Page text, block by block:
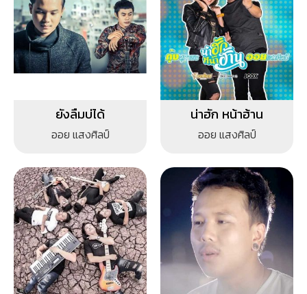
ยังลืมบ่ได้
ออย แสงศิลป์
น่าฮัก หน้าฮ้าน
ออย แสงศิลป์